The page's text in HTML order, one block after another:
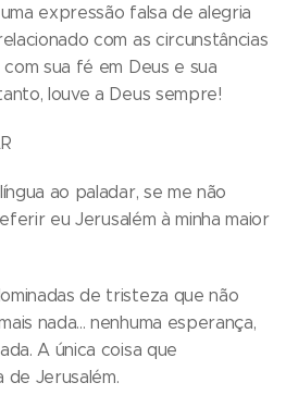
expressão falsa de alegria
com as circunstâncias
sua fé em Deus e sua
louve a Deus sempre!
ao paladar, se me não
eu Jerusalém à minha maior
de tristeza que não
nada... nenhuma esperança,
A única coisa que
de Jerusalém.